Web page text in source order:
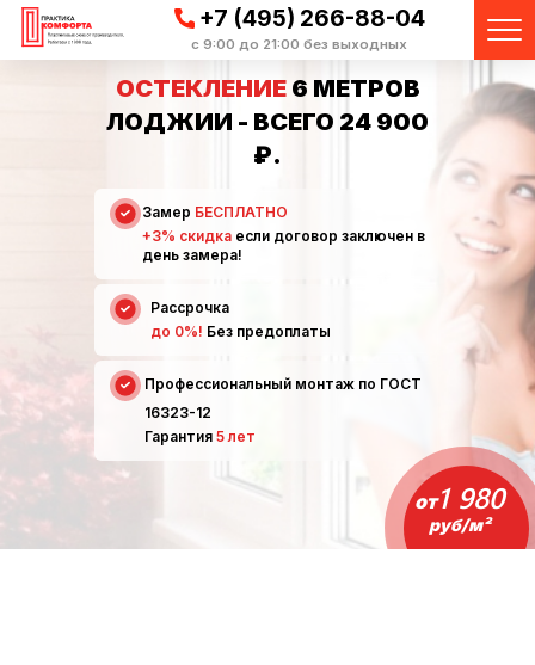
+7 (495) 266-88-04
с 9:00 до 21:00 без выходных
ОСТЕКЛЕНИЕ6 МЕТРОВ
ЛОДЖИИ - ВСЕГО 24 900
₽.
Замер БЕСПЛАТНО
+3% скидка если договор заключен в
день замера!
Рассрочка
до 0%! Без предоплаты
Профессиональный монтаж по ГОСТ
16323-12
Гарантия 5 лет
от1 980
руб/м²